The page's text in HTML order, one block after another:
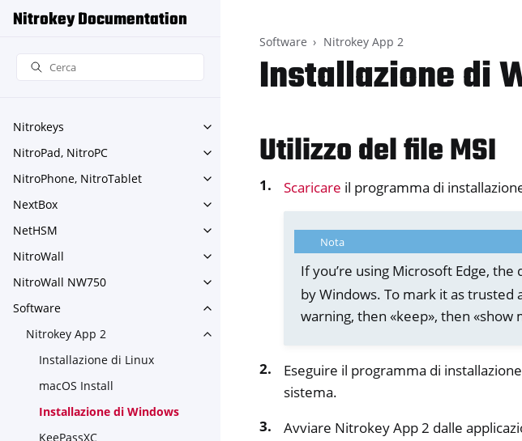
Nitrokey Documentation
Nitrokeys
Toggle navigation of Nitrokeys
NitroPad, NitroPC
Toggle navigation of NitroPad, NitroPC
NitroPhone, NitroTablet
Toggle navigation of NitroPhone, NitroTablet
NextBox
Toggle navigation of NextBox
NetHSM
Toggle navigation of NetHSM
NitroWall
Toggle navigation of NitroWall
NitroWall NW750
Toggle navigation of NitroWall NW750
Software
Toggle navigation of Software
Nitrokey App 2
Toggle navigation of Nitrokey App 2
Installazione di Linux
macOS Install
Installazione di Windows
KeePassXC
Software Nitrokey App 2
Installazione di
Utilizzo del file MSI
Scaricare il programma di
Nota
If you’re using Microsoft Edge, the
by Windows. To mark it as
warning, then «keep», then «show
Eseguire il programma di
sistema.
Avviare Nitrokey App 2 dalle